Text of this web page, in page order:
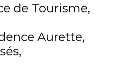
de Tourisme
Aurette